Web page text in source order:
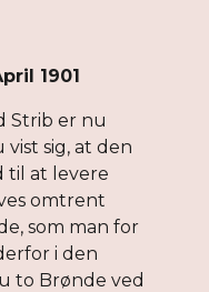
1901
Strib er nu
sig, at den
til at levere
omtrent
som man for
i den
to Brønde ved